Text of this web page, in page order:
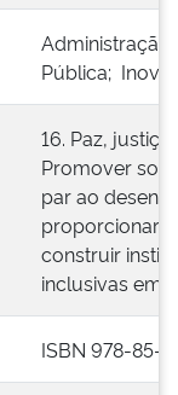
Administração
Pública;
16. Paz,
Promover
par ao
proporcionar
construir
inclusivas em
ISBN 978-85-